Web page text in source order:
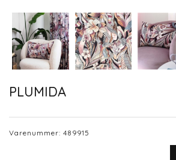
PLUMIDA
Varenummer: 489915